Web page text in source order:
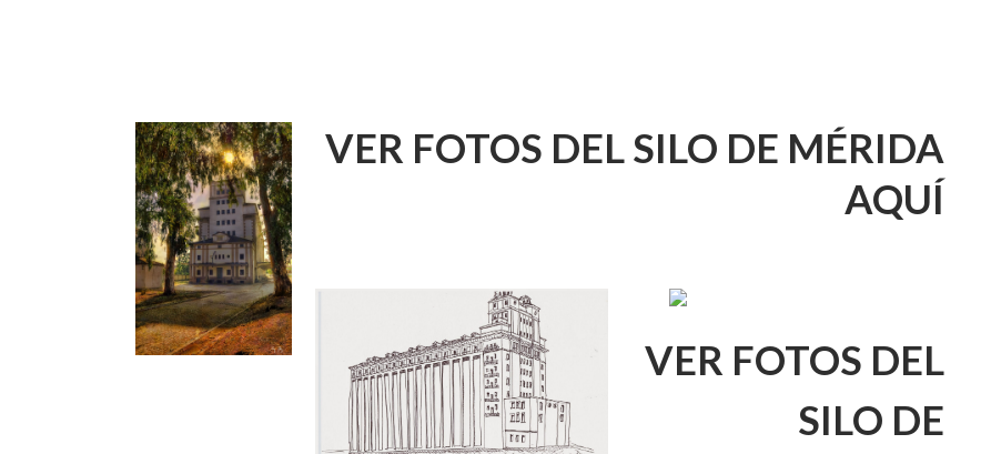
VER FOTOS DEL SILO DE MÉRIDA
AQUÍ
VER FOTOS DEL
SILO DE